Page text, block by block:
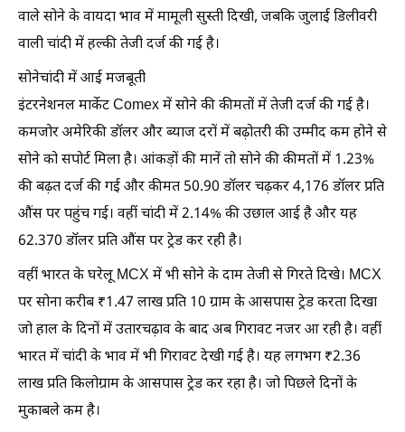
वाले सोने के वायदा भाव में मामूली सुस्ती दिखी, जबकि जुलाई डिलीवरी
वाली चांदी में हल्की तेजी दर्ज की गई है।
सोनेचांदी में आई मजबूती
इंटरनेशनल मार्केट Comex में सोने की कीमतों में तेजी दर्ज की गई है।
कमजोर अमेरिकी डॉलर और ब्याज दरों में बढ़ोतरी की उम्मीद कम होने से
सोने को सपोर्ट मिला है। आंकड़ों की मानें तो सोने की कीमतों में 1.23%
की बढ़त दर्ज की गई और कीमत 50.90 डॉलर चढ़कर 4,176 डॉलर प्रति
औंस पर पहुंच गई। वहीं चांदी में 2.14% की उछाल आई है और यह
62.370 डॉलर प्रति औंस पर ट्रेड कर रही है।
वहीं भारत के घरेलू MCX में भी सोने के दाम तेजी से गिरते दिखे। MCX
पर सोना करीब ₹1.47 लाख प्रति 10 ग्राम के आसपास ट्रेड करता दिखा
जो हाल के दिनों में उतारचढ़ाव के बाद अब गिरावट नजर आ रही है। वहीं
भारत में चांदी के भाव में भी गिरावट देखी गई है। यह लगभग ₹2.36
लाख प्रति किलोग्राम के आसपास ट्रेड कर रहा है। जो पिछले दिनों के
मुकाबले कम है।